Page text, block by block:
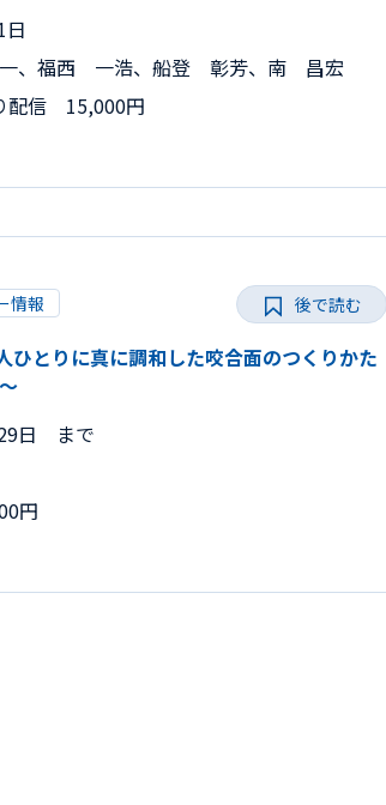
、福西 一浩、船登 彰芳、南 昌宏
配信 15,000円
情報
とりに真に調和した咬合面のつくりかた
日 まで
円
後で読む